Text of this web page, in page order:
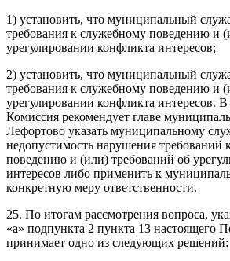
1) установить, что муниципальный
требования к служебному поведению и
урегулировании конфликта интересов;
2) установить, что муниципальный
требования к служебному поведению и
урегулировании конфликта интересов. В
Комиссия рекомендует главе
Лефортово указать муниципальному
недопустимость нарушения требований
поведению и (или) требований об
интересов либо применить к
конкретную меру ответственности.
25. По итогам рассмотрения вопроса,
«а» подпункта 2 пункта 13 настоящего
принимает одно из следующих решений: